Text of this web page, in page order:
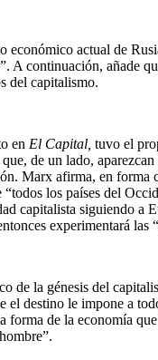
actual de
A continuación, añade
del capitalismo.
en El Capital, tuvo el
de un lado,
Marx afirma, en forma
los países del
capitalista siguiendo a
experimentará las
de la génesis del
destino le impone a
de la economía